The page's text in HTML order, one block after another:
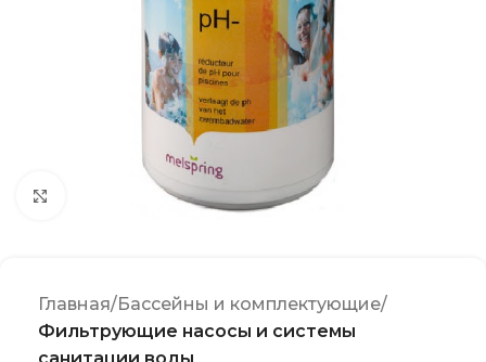
Click to enlarge
Главная Бассейны и комплектующие
Фильтрующие насосы и системы